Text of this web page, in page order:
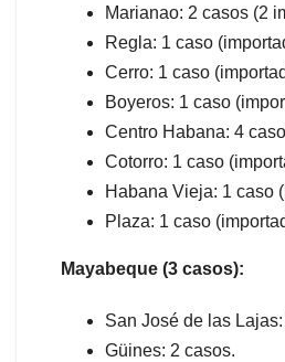
Marianao: 2 casos (2
Regla: 1 caso
Cerro: 1 caso
Boyeros: 1 caso
Centro Habana: 4
Cotorro: 1 caso
Habana Vieja: 1 caso
Plaza: 1 caso
Mayabeque (3 casos):
San José de las
Güines: 2 casos.